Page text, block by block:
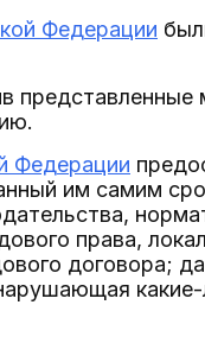
Федерации
представленные
Федерации
им самим
права,
договора;